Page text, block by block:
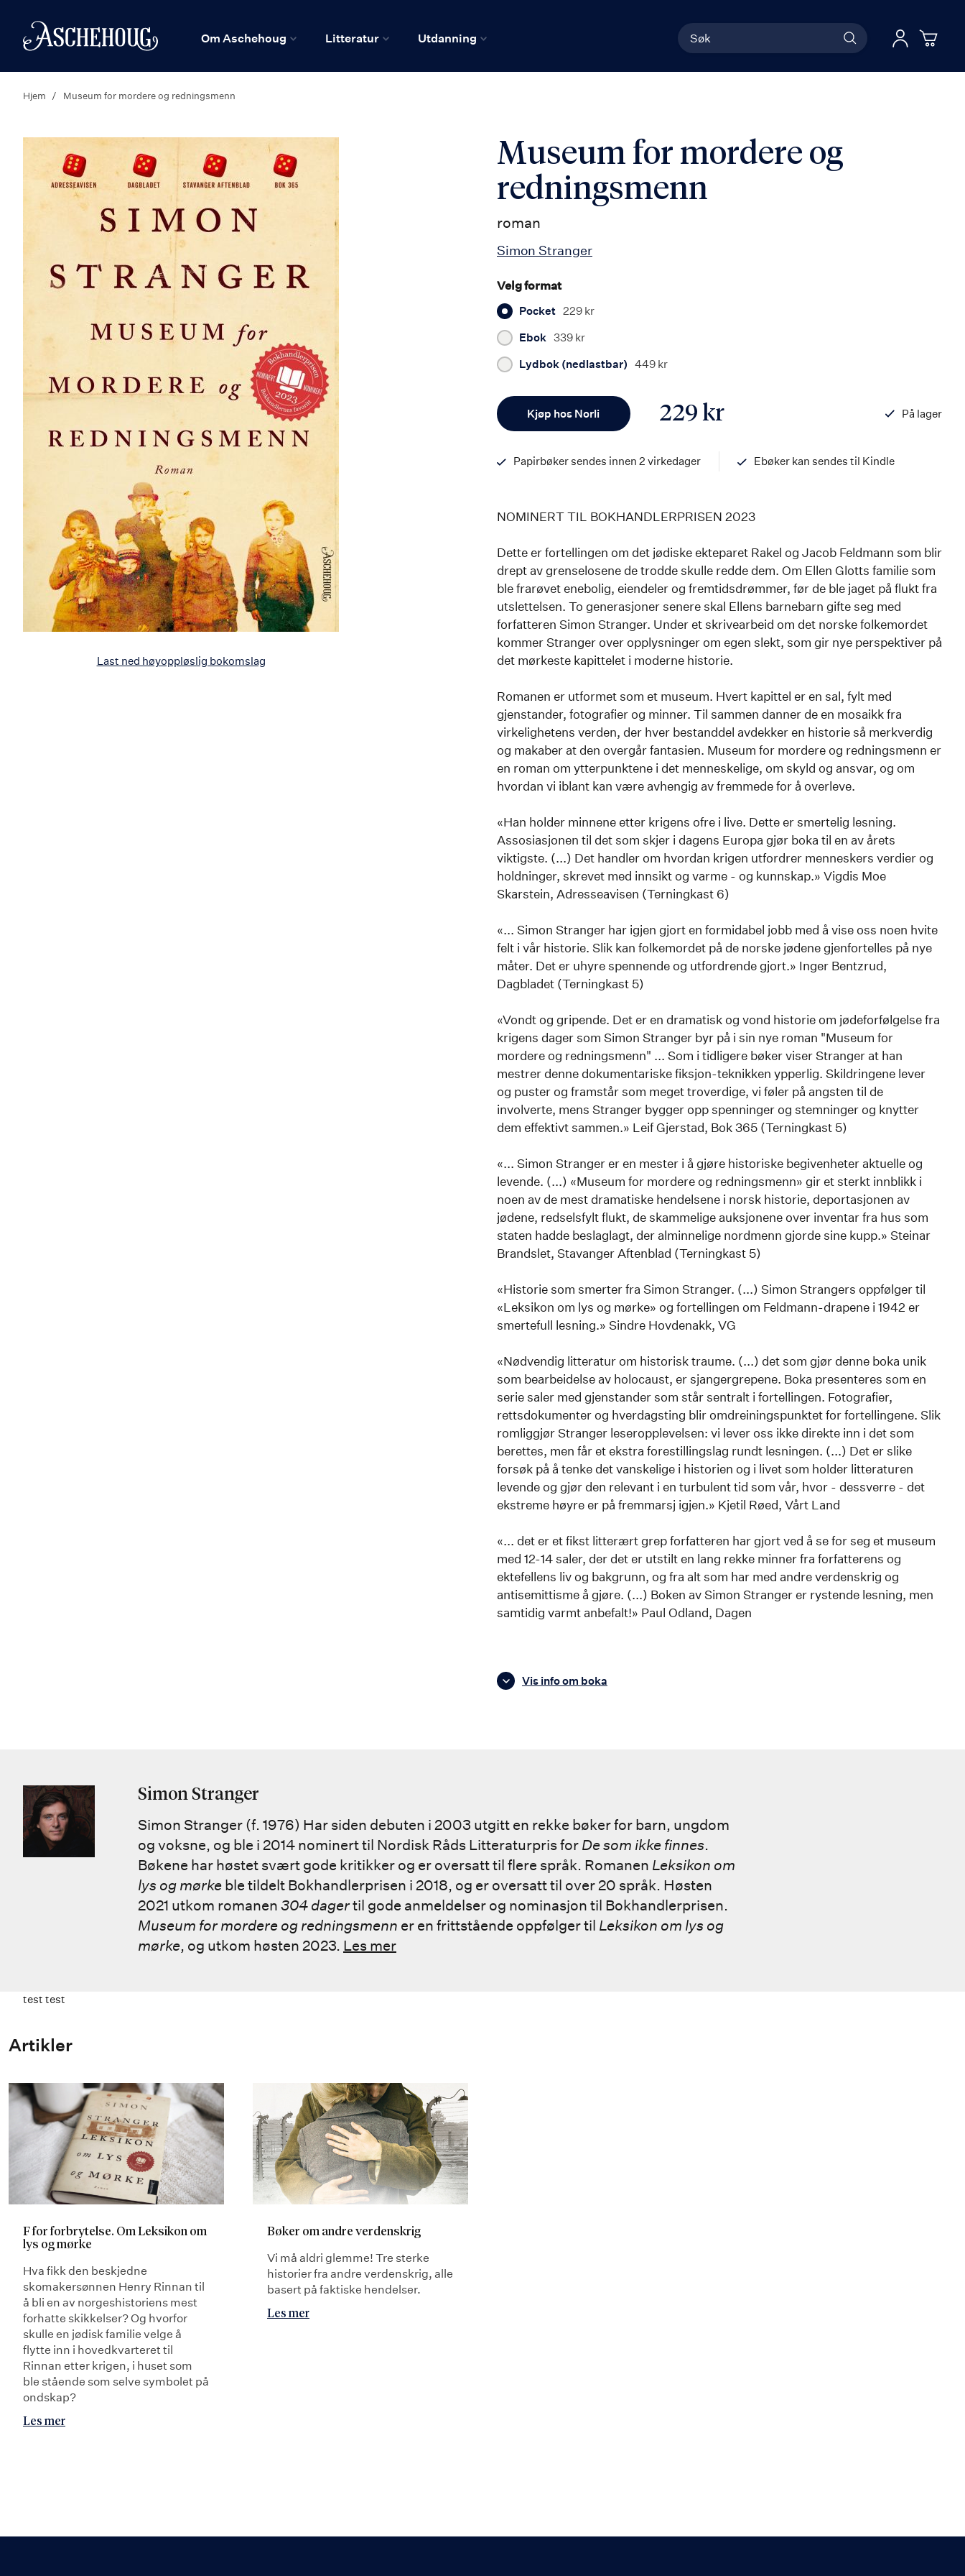
Hjem
Om Aschehoug Litteratur Utdanning
Søk Logg
Hjem Museum for mordere og redningsmenn
Last ned høyoppløslig bokomslag
Museum for mordere og
redningsmenn
roman
Simon Stranger
Velg format
Pocket 229 kr
Ebok 339 kr
Lydbok (nedlastbar) 449 kr
Kjøp hos Norli 229 kr
På lager
Papirbøker sendes innen 2 virkedager
Ebøker kan sendes til Kindle
NOMINERT TIL BOKHANDLERPRISEN 2023
Dette er fortellingen om det jødiske ekteparet Rakel og Jacob Feldmann som blir
drept av grenselosene de trodde skulle redde dem. Om Ellen Glotts familie som
ble frarøvet enebolig, eiendeler og fremtidsdrømmer, før de ble jaget på flukt fra
utslettelsen. To generasjoner senere skal Ellens barnebarn gifte seg med
forfatteren Simon Stranger. Under et skrivearbeid om det norske folkemordet
kommer Stranger over opplysninger om egen slekt, som gir nye perspektiver på
det mørkeste kapittelet i moderne historie.
Romanen er utformet som et museum. Hvert kapittel er en sal, fylt med
gjenstander, fotografier og minner. Til sammen danner de en mosaikk fra
virkelighetens verden, der hver bestanddel avdekker en historie så merkverdig
og makaber at den overgår fantasien. Museum for mordere og redningsmenn er
en roman om ytterpunktene i det menneskelige, om skyld og ansvar, og om
hvordan vi iblant kan være avhengig av fremmede for å overleve.
«Han holder minnene etter krigens ofre i live. Dette er smertelig lesning.
Assosiasjonen til det som skjer i dagens Europa gjør boka til en av årets
viktigste. (...) Det handler om hvordan krigen utfordrer menneskers verdier og
holdninger, skrevet med innsikt og varme - og kunnskap.» Vigdis Moe
Skarstein, Adresseavisen (Terningkast 6)
«... Simon Stranger har igjen gjort en formidabel jobb med å vise oss noen hvite
felt i vår historie. Slik kan folkemordet på de norske jødene gjenfortelles på nye
måter. Det er uhyre spennende og utfordrende gjort.» Inger Bentzrud,
Dagbladet (Terningkast 5)
«Vondt og gripende. Det er en dramatisk og vond historie om jødeforfølgelse fra
krigens dager som Simon Stranger byr på i sin nye roman "Museum for
mordere og redningsmenn" ... Som i tidligere bøker viser Stranger at han
mestrer denne dokumentariske fiksjon-teknikken ypperlig. Skildringene lever
og puster og framstår som meget troverdige, vi føler på angsten til de
involverte, mens Stranger bygger opp spenninger og stemninger og knytter
dem effektivt sammen.» Leif Gjerstad, Bok 365 (Terningkast 5)
«... Simon Stranger er en mester i å gjøre historiske begivenheter aktuelle og
levende. (...) «Museum for mordere og redningsmenn» gir et sterkt innblikk i
noen av de mest dramatiske hendelsene i norsk historie, deportasjonen av
jødene, redselsfylt flukt, de skammelige auksjonene over inventar fra hus som
staten hadde beslaglagt, der alminnelige nordmenn gjorde sine kupp.» Steinar
Brandslet, Stavanger Aftenblad (Terningkast 5)
«Historie som smerter fra Simon Stranger. (...) Simon Strangers oppfølger til
«Leksikon om lys og mørke» og fortellingen om Feldmann-drapene i 1942 er
smertefull lesning.» Sindre Hovdenakk, VG
«Nødvendig litteratur om historisk traume. (...) det som gjør denne boka unik
som bearbeidelse av holocaust, er sjangergrepene. Boka presenteres som en
serie saler med gjenstander som står sentralt i fortellingen. Fotografier,
rettsdokumenter og hverdagsting blir omdreiningspunktet for fortellingene. Slik
romliggjør Stranger leseropplevelsen: vi lever oss ikke direkte inn i det som
berettes, men får et ekstra forestillingslag rundt lesningen. (...) Det er slike
forsøk på å tenke det vanskelige i historien og i livet som holder litteraturen
levende og gjør den relevant i en turbulent tid som vår, hvor - dessverre - det
ekstreme høyre er på fremmarsj igjen.» Kjetil Røed, Vårt Land
«... det er et fikst litterært grep forfatteren har gjort ved å se for seg et museum
med 12-14 saler, der det er utstilt en lang rekke minner fra forfatterens og
ektefellens liv og bakgrunn, og fra alt som har med andre verdenskrig og
antisemittisme å gjøre. (...) Boken av Simon Stranger er rystende lesning, men
samtidig varmt anbefalt!» Paul Odland, Dagen
Vis info om boka
Simon Stranger
Simon Stranger (f. 1976) Har siden debuten i 2003 utgitt en rekke bøker for barn, ungdom
og voksne, og ble i 2014 nominert til Nordisk Råds Litteraturpris for De som ikke finnes.
Bøkene har høstet svært gode kritikker og er oversatt til flere språk. Romanen Leksikon om
lys og mørke ble tildelt Bokhandlerprisen i 2018, og er oversatt til over 20 språk. Høsten
2021 utkom romanen 304 dagertil gode anmeldelser og nominasjon til Bokhandlerprisen.
Museum for mordere og redningsmenn er en frittstående oppfølger til Leksikon om lys og
mørke, og utkom høsten 2023. Les mer
test test
Artikler
F for forbrytelse. Om Leksikon om
lys og mørke
Hva fikk den beskjedne
skomakersønnen Henry Rinnan til
å bli en av norgeshistoriens mest
forhatte skikkelser? Og hvorfor
skulle en jødisk familie velge å
flytte inn i hovedkvarteret til
Rinnan etter krigen, i huset som
ble stående som selve symbolet på
ondskap?
Les mer
Bøker om andre verdenskrig
Vi må aldri glemme! Tre sterke
historier fra andre verdenskrig, alle
basert på faktiske hendelser.
Les mer